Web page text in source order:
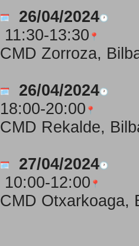
26/04/2024
11:30-13:30
CMD Zorroza,
26/04/2024
18:00-20:00
CMD Rekalde,
27/04/2024
10:00-12:00
CMD Otxarkoaga,